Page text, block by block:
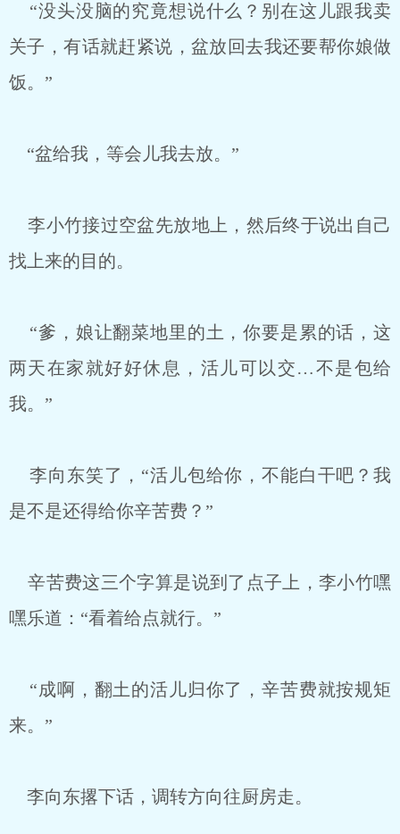
“没头没脑的究竟想说什么？别在这儿跟我卖
关子，有话就赶紧说，盆放回去我还要帮你娘做
饭。”
“盆给我，等会儿我去放。”
李小竹接过空盆先放地上，然后终于说出自己
找上来的目的。
“爹，娘让翻菜地里的土，你要是累的话，这
两天在家就好好休息，活儿可以交…不是包给
我。”
李向东笑了，“活儿包给你，不能白干吧？我
是不是还得给你辛苦费？”
辛苦费这三个字算是说到了点子上，李小竹嘿
嘿乐道：“看着给点就行。”
“成啊，翻土的活儿归你了，辛苦费就按规矩
来。”
李向东撂下话，调转方向往厨房走。